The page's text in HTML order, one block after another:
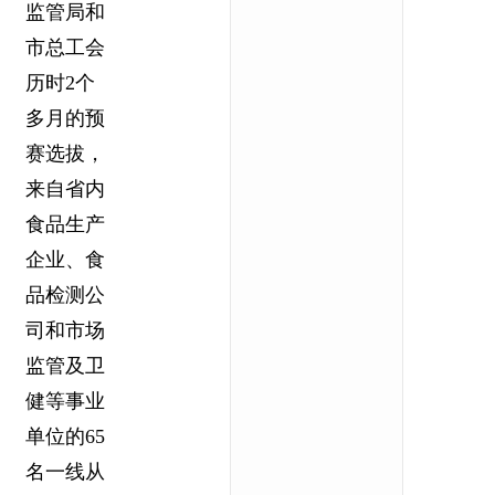
监管局和
市总工会
历时2个
多月的预
赛选拔，
来自省内
食品生产
企业、食
品检测公
司和市场
监管及卫
健等事业
单位的65
名一线从